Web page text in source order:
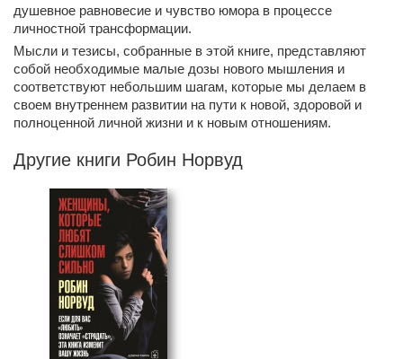
душевное равновесие и чувство юмора в процессе
личностной трансформации.
Мысли и тезисы, собранные в этой книге, представляют
собой необходимые малые дозы нового мышления и
соответствуют небольшим шагам, которые мы делаем в
своем внутреннем развитии на пути к новой, здоровой и
полноценной личной жизни и к новым отношениям.
Другие книги Робин Норвуд